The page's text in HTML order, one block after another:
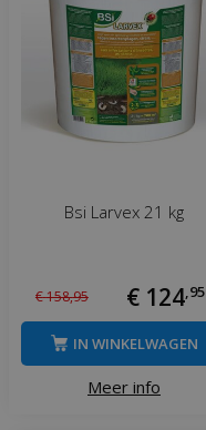
Bsi Larvex 21 kg
€158,95 € 124 95
Meer info
IN WINKELWAGEN